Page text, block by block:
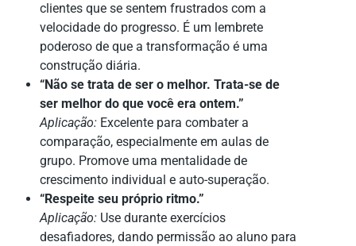
clientes que se sentem frustrados com a
velocidade do progresso. É um lembrete
poderoso de que a transformação é uma
construção diária.
“Não se trata de ser o melhor. Trata-se de
ser melhor do que você era ontem.”
Aplicação: Excelente para combater a
comparação, especialmente em aulas de
grupo. Promove uma mentalidade de
crescimento individual e auto-superação.
“Respeite seu próprio ritmo.”
Aplicação: Use durante exercícios
desafiadores, dando permissão ao aluno para